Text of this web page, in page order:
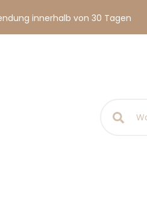
innerhalb von 30 Tagen